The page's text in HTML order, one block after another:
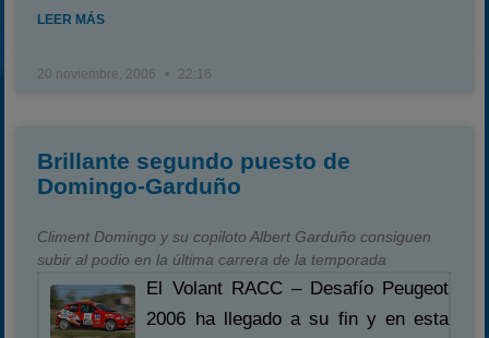
LEER MÁS
20 noviembre, 2006 22:16
Brillante segundo puesto de
Domingo-Garduño
Climent Domingo y su copiloto Albert Garduño consiguen
subir al podio en la última carrera de la temporada
El Volant RACC – Desafío Peugeot
2006 ha llegado a su fin y en esta